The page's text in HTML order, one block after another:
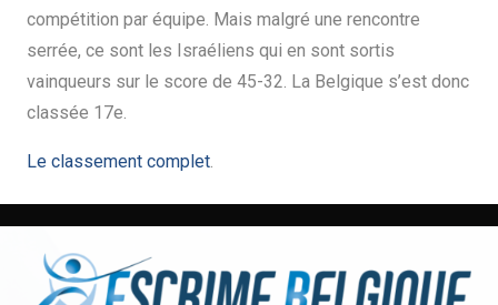
compétition par équipe. Mais malgré une rencontre
serrée, ce sont les Israéliens qui en sont sortis
vainqueurs sur le score de 45-32. La Belgique s’est donc
classée 17e.
Le classement complet